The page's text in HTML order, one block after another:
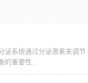
泌系统通过分泌激素来调节
重要性...